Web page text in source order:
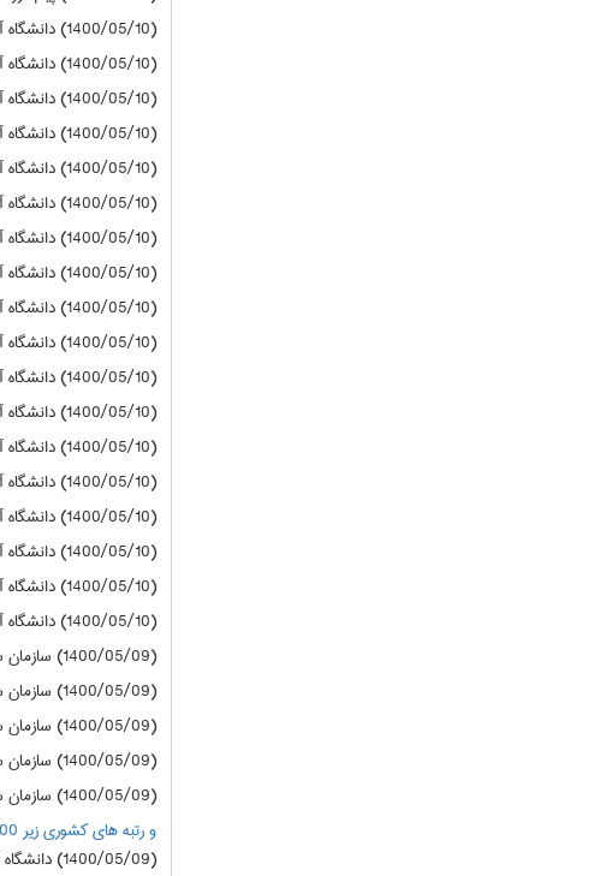
(1400/05/10) دانشگاه آزاد
(1400/05/10) دانشگاه آزاد
(1400/05/10) دانشگاه آزاد
(1400/05/10) دانشگاه آزاد
(1400/05/10) دانشگاه آزاد
(1400/05/10) دانشگاه آزاد
(1400/05/10) دانشگاه آزاد
(1400/05/10) دانشگاه آزاد
(1400/05/10) دانشگاه آزاد
(1400/05/10) دانشگاه آزاد
(1400/05/10) دانشگاه آزاد
(1400/05/10) دانشگاه آزاد
(1400/05/10) دانشگاه آزاد
(1400/05/10) دانشگاه آزاد
(1400/05/10) دانشگاه آزاد
(1400/05/10) دانشگاه آزاد
(1400/05/10) دانشگاه آزاد
(1400/05/10) دانشگاه آزاد
(1400/05/09) سازمان سنجش
(1400/05/09) سازمان سنجش
(1400/05/09) سازمان سنجش
(1400/05/09) سازمان سنجش
(1400/05/09) سازمان سنجش
و رتبه های کشوری زیر 20000 درگروه های هنر و زبان )
(1400/05/09) دانشگاه آزاد